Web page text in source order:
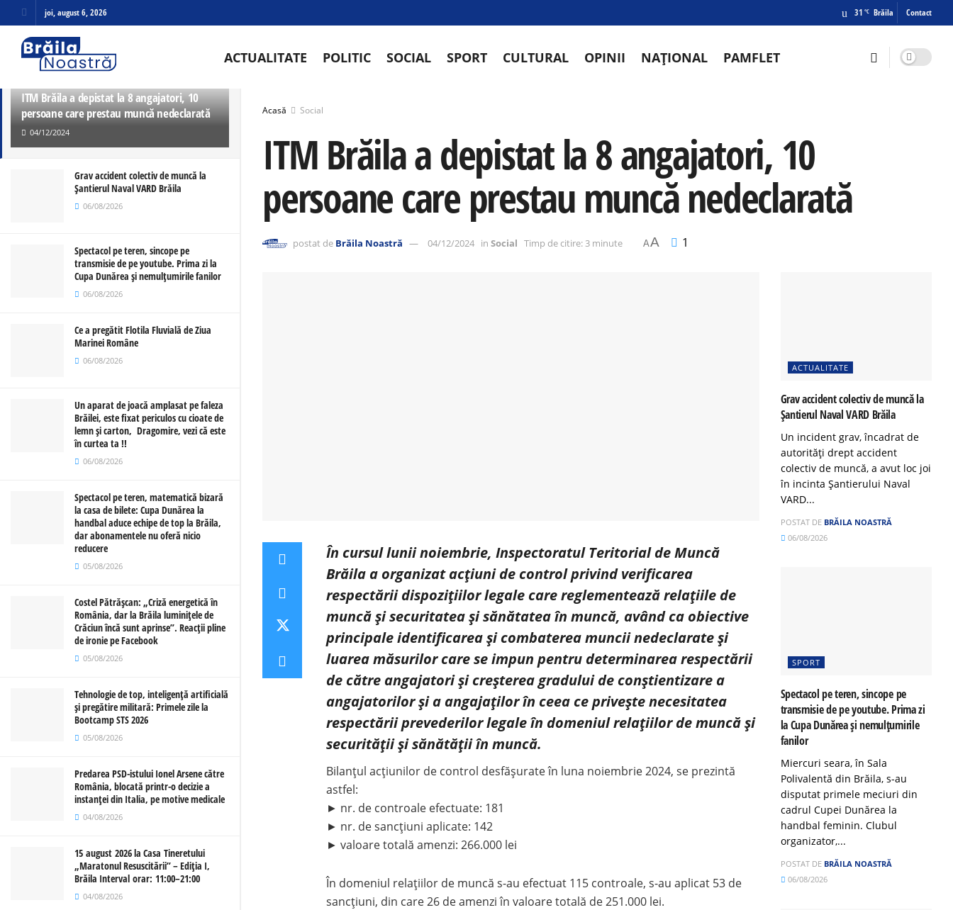
ULTIMELE TRENDING
ITM Brăila a depistat la 8 angajatori, 10
persoane care prestau muncă nedeclarată
04/12/2024
Grav accident colectiv de muncă la
Șantierul Naval VARD Brăila
06/08/2026
Spectacol pe teren, sincope pe
transmisie de pe youtube. Prima zi la
Cupa Dunărea și nemulțumirile fanilor
06/08/2026
Ce a pregătit Flotila Fluvială de Ziua
Marinei Române
06/08/2026
Un aparat de joacă amplasat pe faleza
Brăilei, este fixat periculos cu cioate de
lemn și carton, Dragomire, vezi că este
în curtea ta !!
06/08/2026
Spectacol pe teren, matematică bizară
la casa de bilete: Cupa Dunărea la
handbal aduce echipe de top la Brăila,
dar abonamentele nu oferă nicio
reducere
05/08/2026
Costel Pătrășcan: „Criză energetică în
România, dar la Brăila luminițele de
Crăciun încă sunt aprinse”. Reacții pline
de ironie pe Facebook
05/08/2026
Tehnologie de top, inteligență artificială
și pregătire militară: Primele zile la
Bootcamp STS 2026
05/08/2026
Predarea PSD-istului Ionel Arsene către
România, blocată printr-o decizie a
instanței din Italia, pe motive medicale
04/08/2026
15 august 2026 la Casa Tineretului
„Maratonul Resuscitării” – Ediția I,
Brăila Interval orar: 11:00–21:00
04/08/2026
joi, august 6, 2026 31 °C Brăila Contact
ACTUALITATE POLITIC SOCIAL SPORT CULTURAL OPINII NAȚIONAL PAMFLET
Acasă Social
ITM Brăila a depistat la 8 angajatori, 10
persoane care prestau muncă nedeclarată
postat de Brăila Noastră 04/12/2024 in Social Timp de citire: 3 minute AA 1
În cursul lunii noiembrie, Inspectoratul Teritorial de Muncă
Brăila a organizat acțiuni de control privind verificarea
respectării dispozițiilor legale care reglementează relațiile de
muncă și securitatea și sănătatea în muncă, având ca obiective
principale identificarea și combaterea muncii nedeclarate și
luarea măsurilor care se impun pentru determinarea respectării
de către angajatori și creșterea gradului de conștientizare a
angajatorilor și a angajaților în ceea ce privește necesitatea
respectării prevederilor legale în domeniul relațiilor de muncă și
securității și sănătății în muncă.
Bilanțul acțiunilor de control desfășurate în luna noiembrie 2024, se prezintă
astfel:
► nr. de controale efectuate: 181
► nr. de sancțiuni aplicate: 142
► valoare totală amenzi: 266.000 lei
În domeniul relațiilor de muncă s-au efectuat 115 controale, s-au aplicat 53 de
sancțiuni, din care 26 de amenzi în valoare totală de 251.000 lei.
ACTUALITATE
Grav accident colectiv de muncă la
Șantierul Naval VARD Brăila
Un incident grav, încadrat de
autorități drept accident
colectiv de muncă, a avut loc joi
în incinta Șantierului Naval
VARD...
POSTAT DE BRĂILA NOASTRĂ
06/08/2026
SPORT
Spectacol pe teren, sincope pe
transmisie de pe youtube. Prima zi
la Cupa Dunărea și nemulțumirile
fanilor
Miercuri seara, în Sala
Polivalentă din Brăila, s-au
disputat primele meciuri din
cadrul Cupei Dunărea la
handbal feminin. Clubul
organizator,...
POSTAT DE BRĂILA NOASTRĂ
06/08/2026